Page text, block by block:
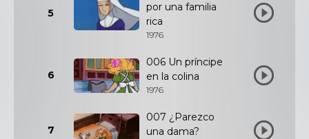
5
por una familia
rica
1976
6
006 Un príncipe
en la colina
1976
7
007 ¿Parezco
una dama?